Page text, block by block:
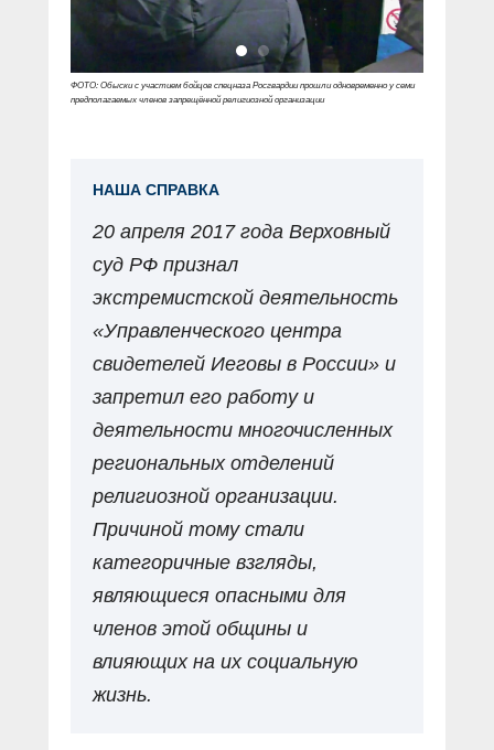
ФОТО: Обыски с участием бойцов спецназа Росгвардии прошли одновременно у семи
предполагаемых членов запрещённой религиозной организации
НАША СПРАВКА
20 апреля 2017 года Верховный
суд РФ признал
экстремистской деятельность
«Управленческого центра
свидетелей Иеговы в России» и
запретил его работу и
деятельности многочисленных
региональных отделений
религиозной организации.
Причиной тому стали
категоричные взгляды,
являющиеся опасными для
членов этой общины и
влияющих на их социальную
жизнь.